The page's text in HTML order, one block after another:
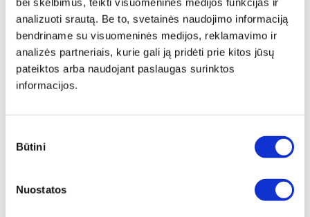
analizuoti srautą. Be to, svetainės naudojimo informaciją
bendriname su visuomeninės medijos, reklamavimo ir
analizės partneriais, kurie gali ją pridėti prie kitos jūsų
pateiktos arba naudojant paslaugas surinktos
informacijos.
pasirinkimas
Būtini
Nuostatos
Rašyti užklausą
Reikia daugiau informacijos?
Rodyti artimiausią parduotuvę
Skambinti:+370 694 91387
Produkto aprašymas